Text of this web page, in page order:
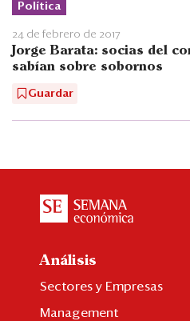
Política
24 de febrero de 2017
Jorge Barata: socias del
sabían sobre sobornos
Guardar
Análisis
Sectores y Empresas
Management